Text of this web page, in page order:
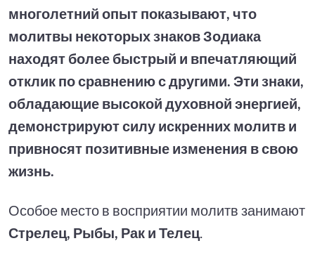
многолетний опыт показывают, что
молитвы некоторых знаков Зодиака
находят более быстрый и впечатляющий
отклик по сравнению с другими. Эти знаки,
обладающие высокой духовной энергией,
демонстрируют силу искренних молитв и
привносят позитивные изменения в свою
жизнь.
Особое место в восприятии молитв занимают
Стрелец, Рыбы, Рак и Телец